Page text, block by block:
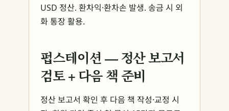
USD 정산. 환차익·환차손 발생. 송금 시 외
화 통장 활용.
펍스테이션 — 정산 보고서
검토 + 다음 책 준비
정산 보고서 확인 후 다음 책 작성·교정 시